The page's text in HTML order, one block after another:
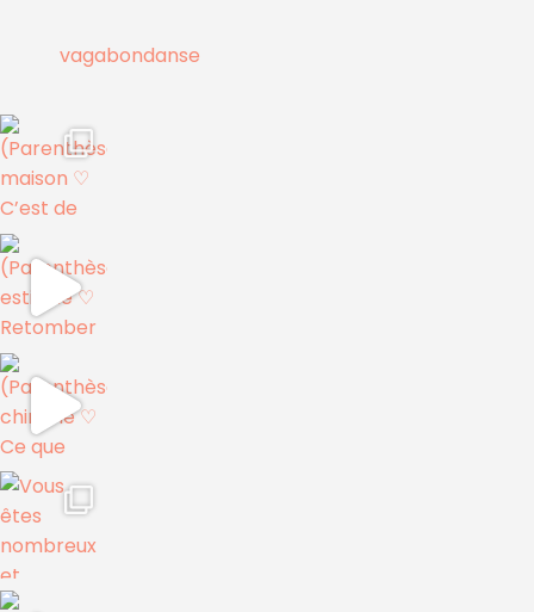
vagabondanse